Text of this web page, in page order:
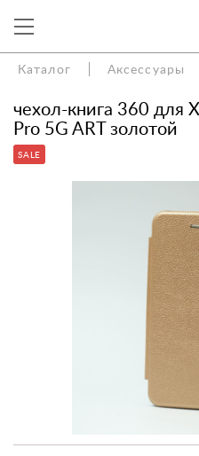
Каталог Аксессуары
чехол-книга 360 для
Pro 5G ART золотой
SALE